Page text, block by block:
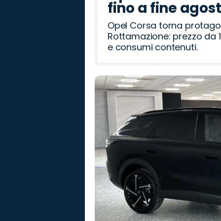
fino a fine
Opel Corsa torna
Rottamazione: prezzo da
e consumi contenuti.